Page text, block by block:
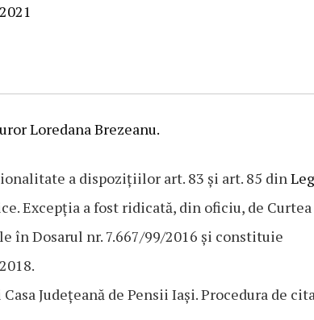
Loredana Brezeanu.
a dispozițiilor art. 83 și art. 85 din
Excepția a fost ridicată, din oficiu, de Curtea
în Dosarul nr. 7.667/99/2016 și constituie
Județeană de Pensii Iași. Procedura de